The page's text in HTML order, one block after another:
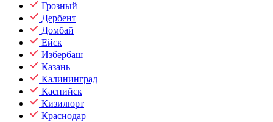
Грозный
Дербент
Домбай
Ейск
Избербаш
Казань
Калининград
Каспийск
Кизилюрт
Краснодар